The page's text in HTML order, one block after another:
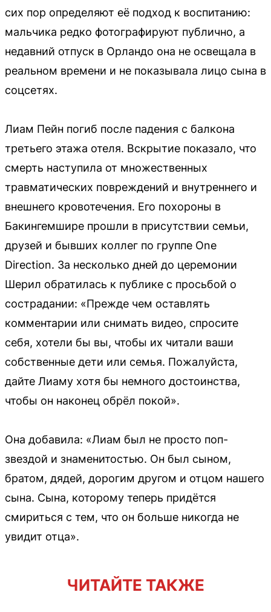
сих пор определяют её подход к воспитанию:
мальчика редко фотографируют публично, а
недавний отпуск в Орландо она не освещала в
реальном времени и не показывала лицо сына в
соцсетях.
Лиам Пейн погиб после падения с балкона
третьего этажа отеля. Вскрытие показало, что
смерть наступила от множественных
травматических повреждений и внутреннего и
внешнего кровотечения. Его похороны в
Бакингемшире прошли в присутствии семьи,
друзей и бывших коллег по группе One
Direction. За несколько дней до церемонии
Шерил обратилась к публике с просьбой о
сострадании: «Прежде чем оставлять
комментарии или снимать видео, спросите
себя, хотели бы вы, чтобы их читали ваши
собственные дети или семья. Пожалуйста,
дайте Лиаму хотя бы немного достоинства,
чтобы он наконец обрёл покой».
Она добавила: «Лиам был не просто поп-
звездой и знаменитостью. Он был сыном,
братом, дядей, дорогим другом и отцом нашего
сына. Сына, которому теперь придётся
смириться с тем, что он больше никогда не
увидит отца».
ЧИТАЙТЕ ТАКЖЕ